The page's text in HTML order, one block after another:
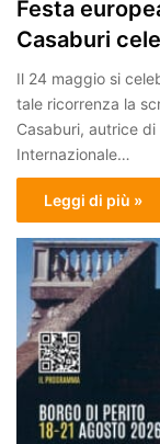
Festa
Casaburi
Il 24 maggio si
tale ricorrenza la
Casaburi, autrice
Internazionale…
Leggi di più »